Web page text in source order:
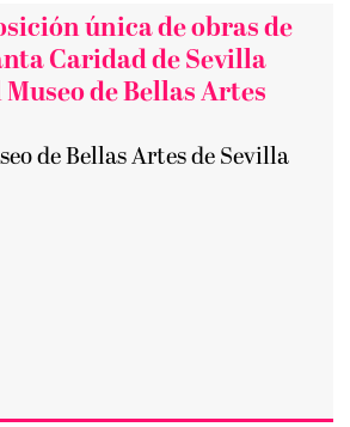
única de obras de
Caridad de Sevilla
Museo de Bellas Artes
de Bellas Artes de Sevilla